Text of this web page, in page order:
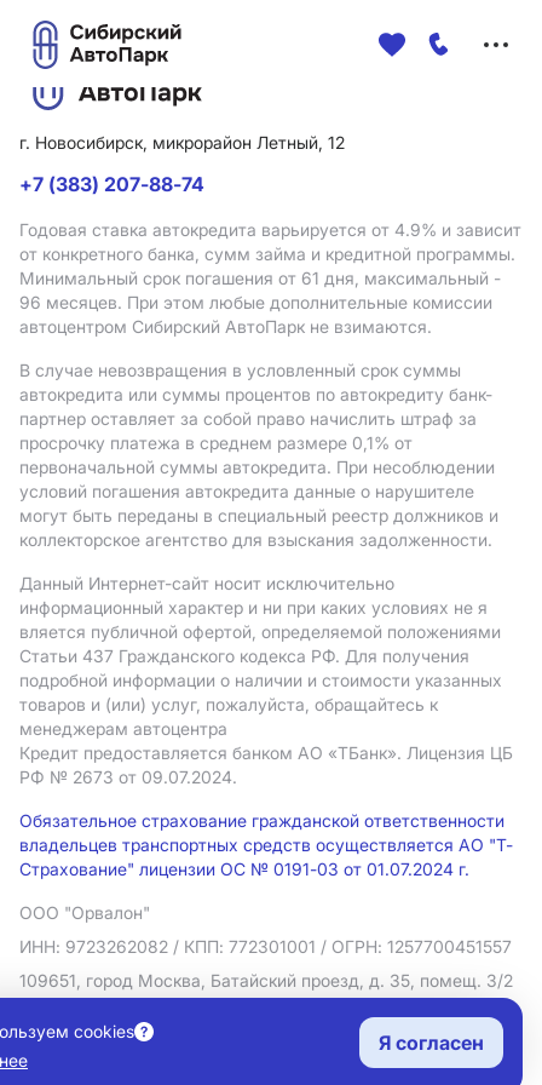
г. Новосибирск, микрорайон Летный, 12
+7 (383) 207-88-74
Годовая ставка автокредита варьируется от 4.9% и зависит
от конкретного банка, сумм займа и кредитной программы.
Минимальный срок погашения от 61 дня, максимальный -
96 месяцев. При этом любые дополнительные комиссии
автоцентром Сибирский АвтоПарк не взимаются.
В случае невозвращения в условленный срок суммы
автокредита или суммы процентов по автокредиту банк-
партнер оставляет за собой право начислить штраф за
просрочку платежа в среднем размере 0,1% от
первоначальной суммы автокредита. При несоблюдении
условий погашения автокредита данные о нарушителе
могут быть переданы в специальный реестр должников и
коллекторское агентство для взыскания задолженности.
Данный Интернет-сайт носит исключительно
информационный характер и ни при каких условиях не я
вляется публичной офертой, определяемой положениями
Статьи 437 Гражданского кодекса РФ. Для получения
подробной информации о наличии и стоимости указанных
товаров и (или) услуг, пожалуйста, обращайтесь к
менеджерам автоцентра
Кредит предоставляется банком АO «ТБанк». Лицензия ЦБ
РФ № 2673 от 09.07.2024.
Обязательное страхование гражданской ответственности
владельцев транспортных средств осуществляется АО "Т-
Страхование" лицензии ОС № 0191-03 от 01.07.2024 г.
ООО "Орвалон"
ИНН: 9723262082 / КПП: 772301001 / ОГРН: 1257700451557
109651, город Москва, Батайский проезд, д. 35, помещ. 3/2
Политика в отношении обработки персональных данных
Согласие на рекламную рассылку
Правовая информация
cookies
Я согласен